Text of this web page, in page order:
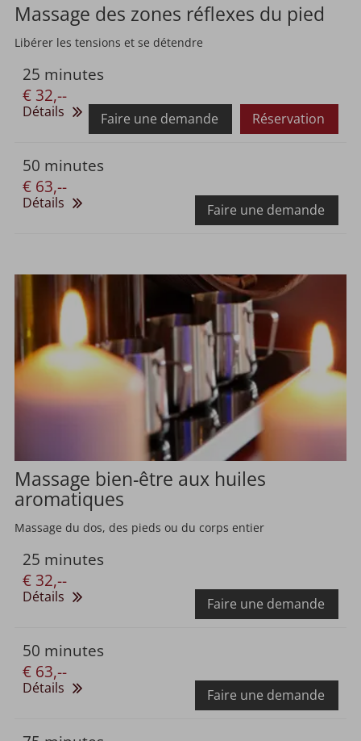
Massage des zones réflexes du pied
Libérer les tensions et se détendre
25 minutes
€ 32,--
Réservation
Faire une demande
Détails
50 minutes
€ 63,--
Faire une demande
Détails
Massage bien-être aux huiles
aromatiques
Massage du dos, des pieds ou du corps entier
25 minutes
€ 32,--
Faire une demande
Détails
50 minutes
€ 63,--
Faire une demande
Détails